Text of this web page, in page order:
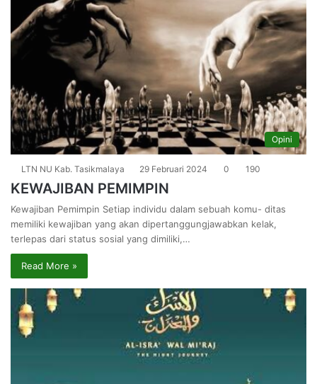
Opini
LTN NU Kab. Tasikmalaya 29 Februari 2024 0 190
KEWAJIBAN PEMIMPIN
Kewajiban Pemimpin Setiap individu dalam sebuah komu- ditas
memiliki kewajiban yang akan dipertanggungjawabkan kelak,
terlepas dari status sosial yang dimiliki,…
Read More »